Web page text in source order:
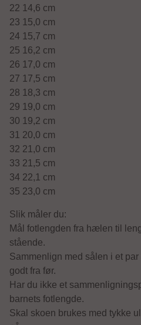
22 14,6 cm
23 15,0 cm
24 15,7 cm
25 16,2 cm
26 17,0 cm
27 17,5 cm
28 18,3 cm
29 19,0 cm
30 19,2 cm
31 20,0 cm
32 21,0 cm
33 21,5 cm
34 22,1 cm
35 23,0 cm
Slik måler du:
Mål fotlengden fra hælen til
stående.
Sammenlign med sålen i et
godt fra før.
Har du ikke et
barnets fotlengde.
Skal skoen brukes med tykke